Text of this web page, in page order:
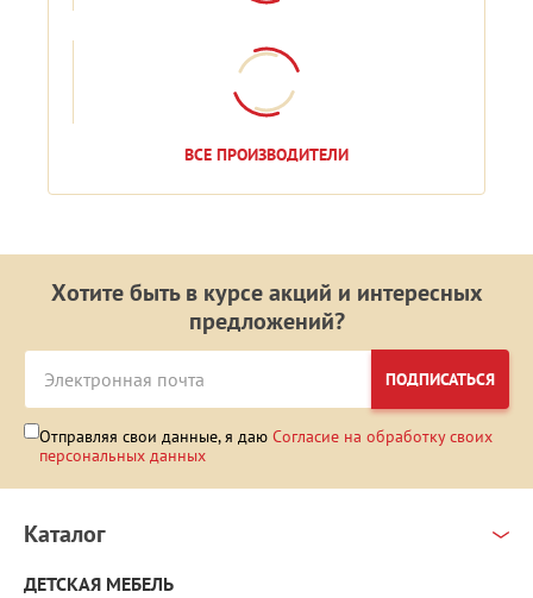
ВСЕ ПРОИЗВОДИТЕЛИ
Хотите быть в курсе акций и интересных
предложений?
ПОДПИСАТЬСЯ
Отправляя свои данные, я даю Согласие на обработку своих
персональных данных
Каталог
ДЕТСКАЯ МЕБЕЛЬ